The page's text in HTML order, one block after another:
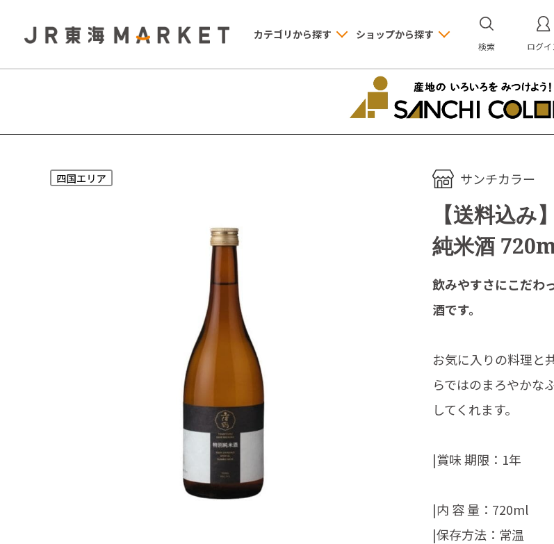
カテゴリから探す ショップから探す
検索 ログイ
サンチカラー
【送料込
純米酒
飲みやすさにこだわ
酒です。
お気に入りの料理と
らではのまろやかな
してくれます。
|賞味 期限：1年
|内 容 量：720ml
|保存方法：常温